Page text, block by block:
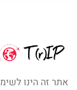
אתר זה הינו